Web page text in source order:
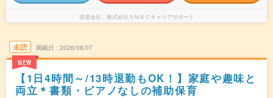
派遣会社 株式会社ＳＭＢＣキャリアサポート
未読
NEW
掲載日 2026/08/07
【1日4時間～/13時退勤もOK！】家庭や趣味と
両立＊書類・ピアノなしの補助保育